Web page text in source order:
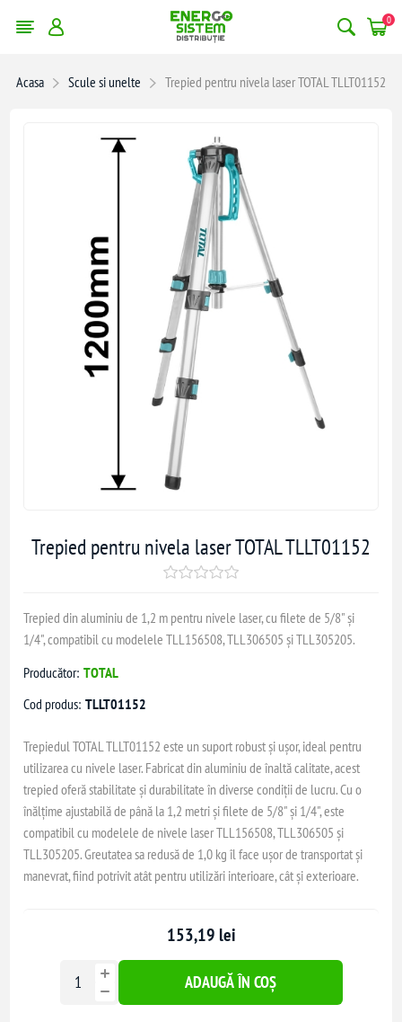
0
Acasa Scule si unelte Trepied pentru nivela laser TOTAL TLLT01152
Trepied pentru nivela laser TOTAL TLLT01152
Trepied din aluminiu de 1,2 m pentru nivele laser, cu filete de 5/8" și
1/4", compatibil cu modelele TLL156508, TLL306505 și TLL305205.
Producător: TOTAL
Cod produs: TLLT01152
Trepiedul TOTAL TLLT01152 este un suport robust și ușor, ideal pentru
utilizarea cu nivele laser. Fabricat din aluminiu de înaltă calitate, acest
trepied oferă stabilitate și durabilitate în diverse condiții de lucru. Cu o
înălțime ajustabilă de până la 1,2 metri și filete de 5/8" și 1/4", este
compatibil cu modelele de nivele laser TLL156508, TLL306505 și
TLL305205. Greutatea sa redusă de 1,0 kg îl face ușor de transportat și
manevrat, fiind potrivit atât pentru utilizări interioare, cât și exterioare.
153,19 lei
ADAUGĂ ÎN COȘ